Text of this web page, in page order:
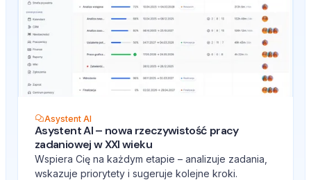
Asystent AI
Asystent AI – nowa rzeczywistość pracy
zadaniowej w XXI wieku
Wspiera Cię na każdym etapie – analizuje zadania,
wskazuje priorytety i sugeruje kolejne kroki.